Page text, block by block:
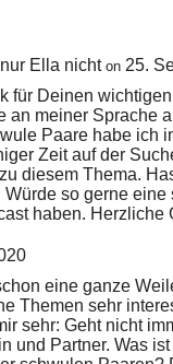
Ella nicht on 25.
für Deinen
an meiner Sprache
Paare habe ich
Zeit auf der
diesem Thema.
Würde so gerne
haben. Herzliche
eine ganze
Themen sehr
sehr: Geht nicht
und Partner. Was